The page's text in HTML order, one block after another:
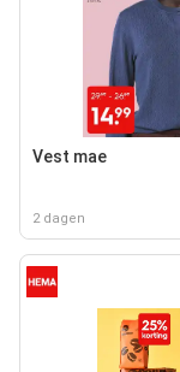
Vest mae
2 dagen